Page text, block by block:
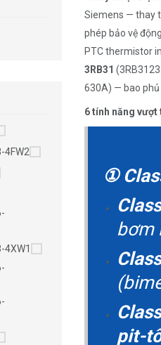
4FW2
4XW1
Siemens — thay
phép bảo vệ
PTC thermistor
3RB31
630A) — bao phủ
6 tính năng vượt
①
bơm
pit-